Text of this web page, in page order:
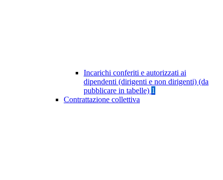
Incarichi conferiti e autorizzati ai
dipendenti (dirigenti e non dirigenti) (da
pubblicare in tabelle) 1
Contrattazione collettiva